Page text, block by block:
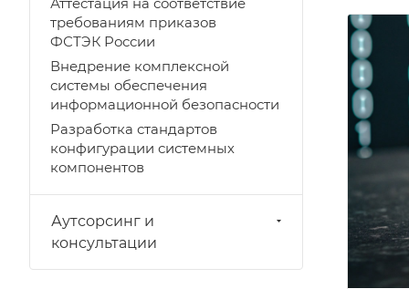
Аттестация на соответствие
требованиям приказов
ФСТЭК России
Внедрение комплексной
системы обеспечения
информационной безопасности
Разработка стандартов
конфигурации системных
компонентов
Аутсорсинг и
консультации